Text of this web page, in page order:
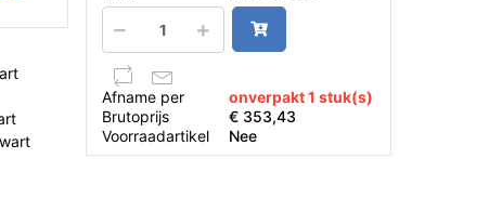
Afname per
onverpakt 1 stuk(s)
Brutoprijs
€ 353,43
Voorraadartikel
Nee